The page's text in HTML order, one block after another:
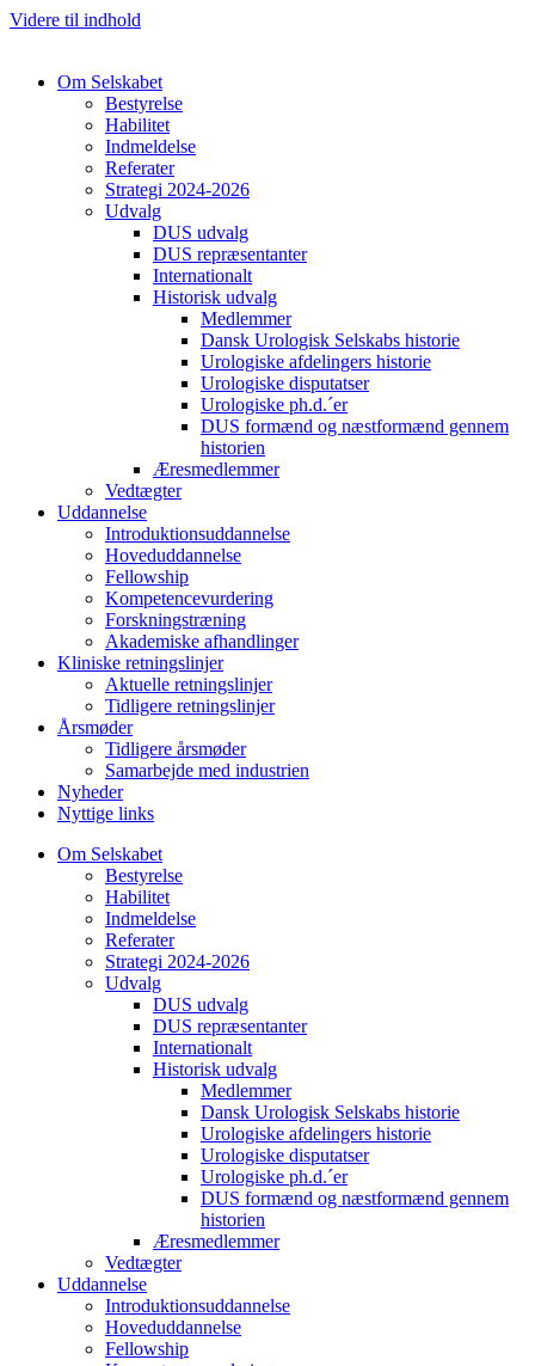
Videre til indhold
Om Selskabet
Bestyrelse
Habilitet
Indmeldelse
Referater
Strategi 2024-2026
Udvalg
DUS udvalg
DUS repræsentanter
Internationalt
Historisk udvalg
Medlemmer
Dansk Urologisk Selskabs historie
Urologiske afdelingers historie
Urologiske disputatser
Urologiske ph.d.´er
DUS formænd og næstformænd gennem
historien
Æresmedlemmer
Vedtægter
Uddannelse
Introduktionsuddannelse
Hoveduddannelse
Fellowship
Kompetencevurdering
Forskningstræning
Akademiske afhandlinger
Kliniske retningslinjer
Aktuelle retningslinjer
Tidligere retningslinjer
Årsmøder
Tidligere årsmøder
Samarbejde med industrien
Nyheder
Nyttige links
Om Selskabet
Bestyrelse
Habilitet
Indmeldelse
Referater
Strategi 2024-2026
Udvalg
DUS udvalg
DUS repræsentanter
Internationalt
Historisk udvalg
Medlemmer
Dansk Urologisk Selskabs historie
Urologiske afdelingers historie
Urologiske disputatser
Urologiske ph.d.´er
DUS formænd og næstformænd gennem
historien
Æresmedlemmer
Vedtægter
Uddannelse
Introduktionsuddannelse
Hoveduddannelse
Fellowship